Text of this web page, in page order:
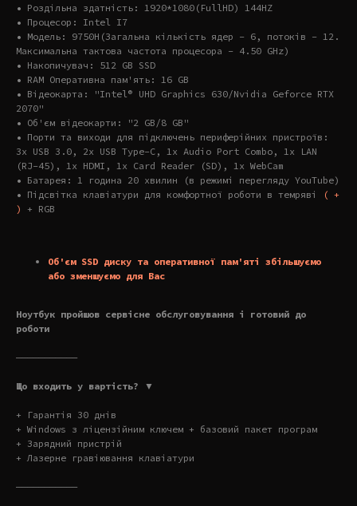
• Роздільна здатність: 1920*1080(FullHD) 144HZ
• Процесор: Intel I7
• Модель: 9750H(Загальна кількість ядер – 6, потоків – 12.
Максимальна тактова частота процесора – 4.50 GHz)
• Накопичувач: 512 GB SSD
• RAM Оперативна пам'ять: 16 GB
• Відеокарта: "Intel® UHD Graphics 630/Nvidia Geforce RTX
2070"
• Об'єм відеокарти: "2 GB/8 GB"
• Порти та виходи для підключень периферійних пристроїв:
3x USB 3.0, 2x USB Type-C, 1x Audio Port Combo, 1x LAN
(RJ-45), 1x HDMI, 1x Card Reader (SD), 1x WebCam
• Батарея: 1 година 20 хвилин (в режимі перегляду YouTube)
• Підсвітка клавіатури для комфортної роботи в темряві
( +
) + RGB
Об'єм SSD диску та оперативної пам'яті збільшуємо
або зменшуємо для Вас
Ноутбук пройшов сервісне обслуговування і готовий до
роботи
———————————
Що входить у вартість? ▼
+ Гарантія 30 днів
+ Windows з ліцензійним ключем + базовий пакет програм
+ Зарядний пристрій
+ Лазерне гравіювання клавіатури
———————————